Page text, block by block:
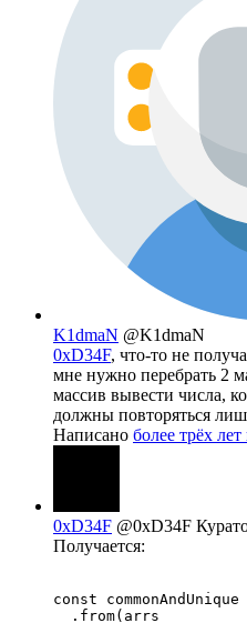
K1dmaN @K1dmaN
0xD34F, что-то не
мне нужно перебрать 2
массив вывести числа,
должны повторяться
Написано более трёх лет
0xD34F @0xD34F
Получается:
const
  .from(arrs